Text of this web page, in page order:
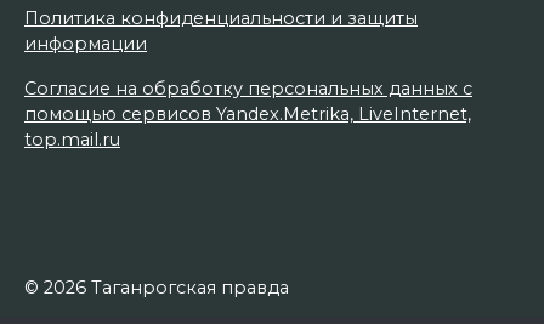
Политика конфиденциальности и защиты
информации
Согласие на обработку персональных данных с
помощью сервисов Yandex.Metrika, LiveInternet,
top.mail.ru
© 2026 Таганрогская правда